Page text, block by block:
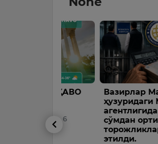
Вазирлар Маҳкамаси
ҳузуридаги
агентлигида 1 млрд
сўмдан ортиқ талон-
торожликлар фош